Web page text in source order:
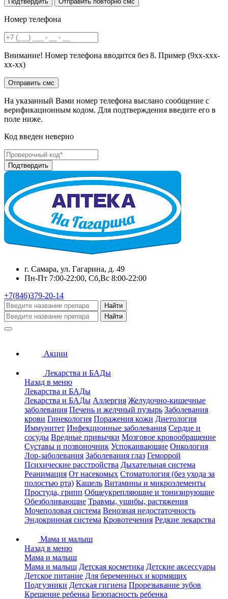
Номер телефона
Внимание! Номер телефона вводится без 8. Пример (9хх-ххх-
хх-хх)
На указанный Вами номер телефона выслано сообщение с
верификационным кодом. Для подтверждения введите его в
поле ниже.
Код введен неверно
г. Самара, ул. Гагарина, д. 49
Пн-Пт 7:00-22:00, Сб,Вс 8:00-22:00
+7(846)379-20-14
Найти
Найти
Акции
Лекарства и БАДы
Назад в меню
Лекарства и БАДы
Лекарства и БАДы Аллергия Желудочно-кишечные
заболевания Печень и желчный пузырь Заболевания
крови Гинекология Поражения кожи Диетология
Иммунитет Инфекционные заболевания Сердце и
сосуды Вредные привычки Мозговое кровообращение
Суставы и позвоночник Успокаивающие Онкология
Лор-заболевания Заболевания глаз Геморрой
Психические расстройства Дыхательная система
Реанимация От насекомых Стоматология (без ухода за
полостью рта) Кашель Витамины и микроэлементы
Простуда, грипп Общеукрепляющие и тонизирующие
Обезболивающие Травмы, ушибы, растяжения
Мочеполовая система Венозная недостаточность
Эндокринная система Кровотечения Редкие лекарства
Мама и малыш
Назад в меню
Мама и малыш
Мама и малыш Детская косметика Детские аксессуары
Детское питание Для беременных и кормящих
Подгузники Детская гигиена Прорезывание зубов
Крещение ребенка Безопасность ребенка